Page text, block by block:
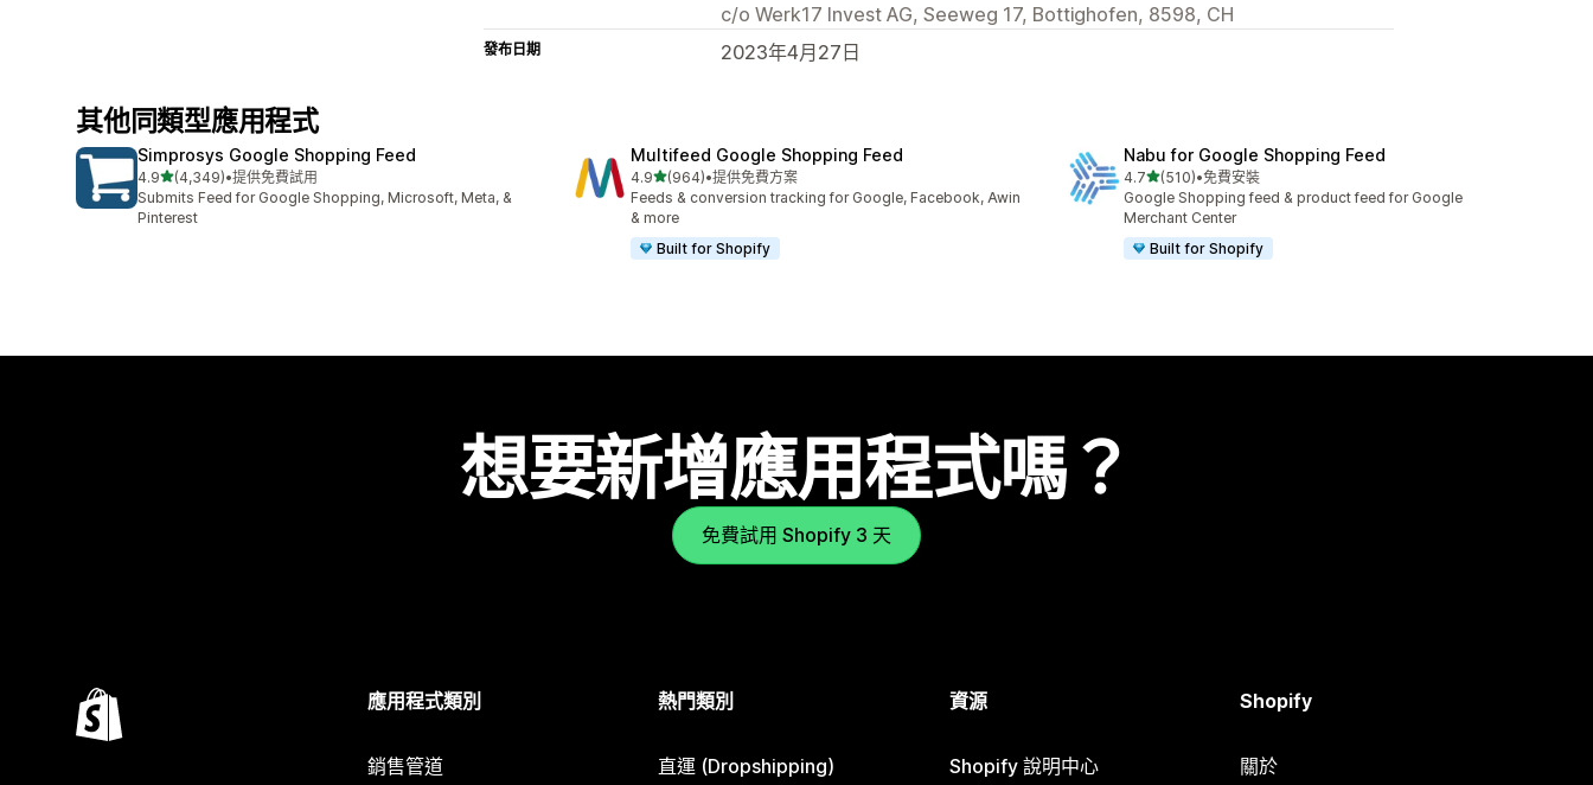
c/o Werk17 Invest AG, Seeweg 17, Bottighofen, 8598, CH
發布日期 2023年4月27日
其他同類型應用程式
Simprosys Google Shopping Feed
4.9滿分 5 顆星
(4,349)
共有 4349 則評價
•提供免費試用
Submits Feed for Google Shopping, Microsoft, Meta, &
Pinterest
Multifeed Google Shopping Feed
4.9滿分 5 顆星
(964)
共有 964 則評價
•提供免費方案
Feeds & conversion tracking for Google, Facebook, Awin
& more
Built for Shopify
Nabu for Google Shopping Feed
4.7滿分 5 顆星
(510)
共有 510 則評價
•免費安裝
Google Shopping feed & product feed for Google
Merchant Center
Built for Shopify
想要新增應用程式嗎？
免費試用 Shopify 3 天
應用程式類別
銷售管道
熱門類別
直運 (Dropshipping)
資源
Shopify 說明中心
Shopify
關於